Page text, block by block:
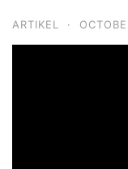
ARTIKEL ·